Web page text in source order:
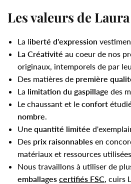
Les valeurs de
La liberté d'expression
La Créativité au coeur de nos
originaux, intemporels de par
Des matières de première
La limitation du gaspillage des
Le chaussant et le confort
nombre.
Une quantité limitée
Des prix raisonnables en
matériaux et ressources
Nous travaillons à utiliser de
emballages certifiés FSC, cuirs